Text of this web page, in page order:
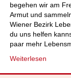
begehen wir am
Armut und
Wiener Bezirk
du uns helfen
paar mehr
Weiterlesen